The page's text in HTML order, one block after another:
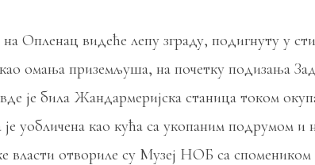
Опленац видеће лепу зграду, подигнуту у
као омања приземљуша, на почетку подизања
је била Жандармеријска станица током
је уобличена као кућа са укопаним подрумом
власти отвориле су Музеј НОБ са